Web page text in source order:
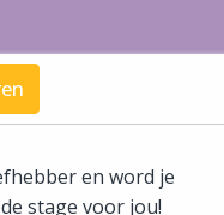
en word je
stage voor jou!